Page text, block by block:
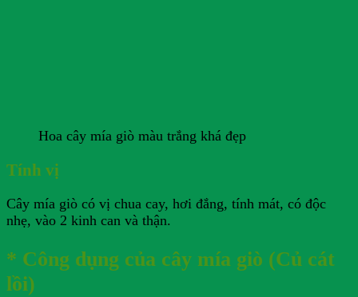
Hoa cây mía giò màu trắng khá đẹp
Tính vị
Cây mía giò có vị chua cay, hơi đắng, tính mát, có độc
nhẹ, vào 2 kinh can và thận.
* Công dụng của cây mía giò (Củ cát
lồi)